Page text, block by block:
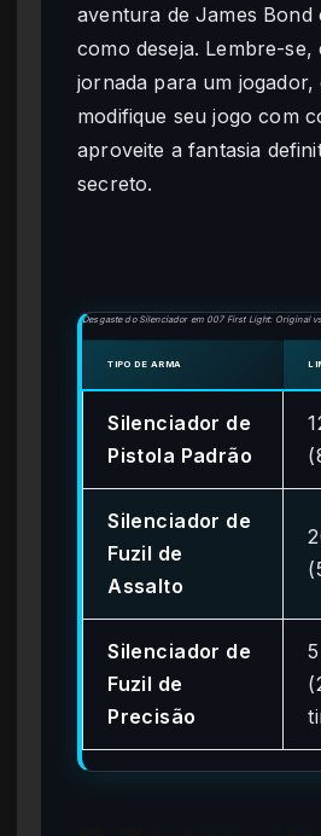
aventura de James Bond
como deseja. Lembre-se,
jornada para um jogador,
modifique seu jogo com
aproveite a fantasia
secreto.
Desgaste do Silenciador em 007 First Light: Original
TIPO DE ARMA
Silenciador de
Pistola Padrão
Silenciador de
Fuzil de
Assalto
Silenciador de
Fuzil de
Precisão